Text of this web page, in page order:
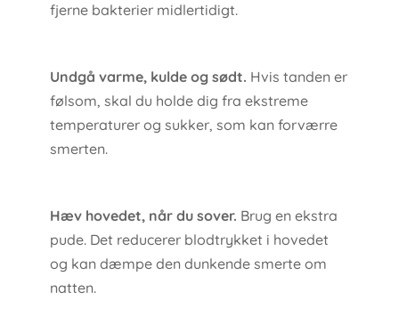
fjerne bakterier midlertidigt.
Undgå varme, kulde og sødt. Hvis tanden er
følsom, skal du holde dig fra ekstreme
temperaturer og sukker, som kan forværre
smerten.
Hæv hovedet, når du sover. Brug en ekstra
pude. Det reducerer blodtrykket i hovedet
og kan dæmpe den dunkende smerte om
natten.